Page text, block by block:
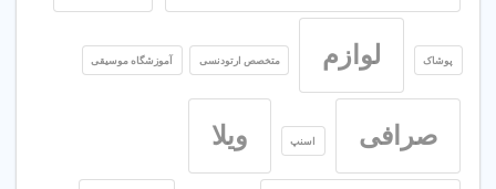
پوشاک لوازم متخصص ارتودنسی آموزشگاه موسیقی
صرافی اسنپ ویلا